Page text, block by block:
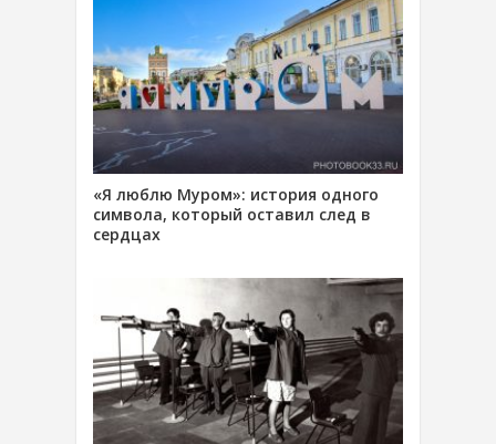
«Я люблю Муром»: история одного
символа, который оставил след в
сердцах